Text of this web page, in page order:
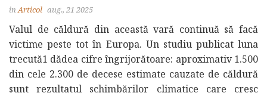
inArticol aug., 21 2025
Valul de căldură din această vară continuă să facă
victime peste tot în Europa. Un studiu publicat luna
trecută1 dădea cifre îngrijorătoare: aproximativ 1.500
din cele 2.300 de decese estimate cauzate de căldură
sunt rezultatul schimbărilor climatice care cresc